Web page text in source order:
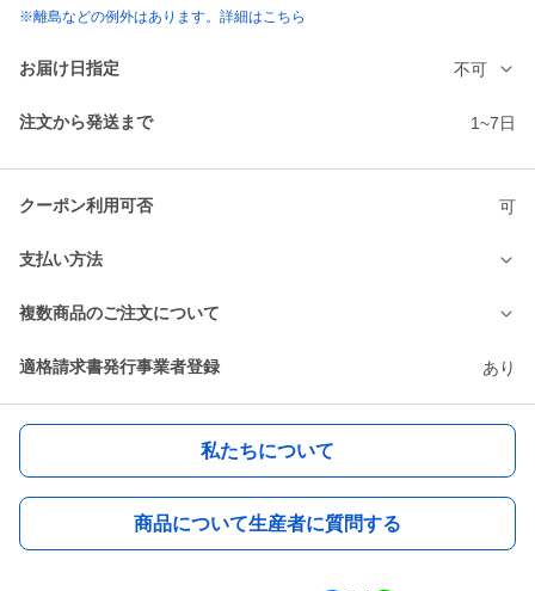
※離島などの例外はあります。詳細はこちら
お届け日指定 不可
注文から発送まで 1~7日
クーポン利用可否 可
支払い方法
複数商品のご注文について
適格請求書発行事業者登録 あり
私たちについて
商品について生産者に質問する